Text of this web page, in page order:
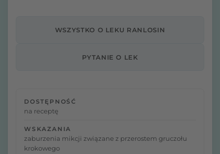
WSZYSTKO O LEKU RANLOSIN
PYTANIE O LEK
DOSTĘPNOŚĆ
na receptę
WSKAZANIA
zaburzenia mikcji związane z przerostem gruczołu
krokowego